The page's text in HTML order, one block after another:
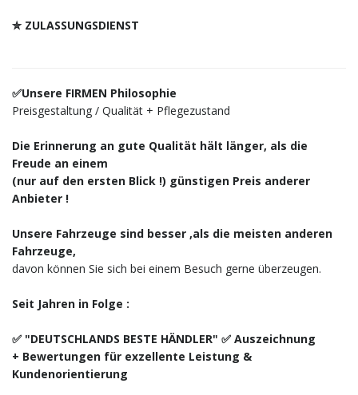
✮ ZULASSUNGSDIENST
✅Unsere FIRMEN Philosophie
Preisgestaltung / Qualität + Pflegezustand
Die Erinnerung an gute Qualität hält länger, als die
Freude an einem
(nur auf den ersten Blick !) günstigen Preis anderer
Anbieter !
Unsere Fahrzeuge sind besser ,als die meisten anderen
Fahrzeuge,
davon können Sie sich bei einem Besuch gerne überzeugen.
Seit Jahren in Folge :
✅ "DEUTSCHLANDS BESTE HÄNDLER" ✅ Auszeichnung
+ Bewertungen für exzellente Leistung &
Kundenorientierung